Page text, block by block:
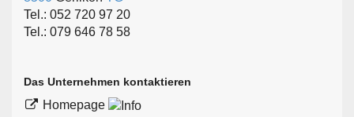
Tel.: 052 720 97 20
Tel.: 079 646 78 58
Das Unternehmen kontaktieren
Homepage